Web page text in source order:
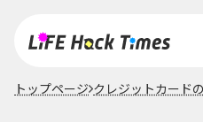
トップページ クレジットカード